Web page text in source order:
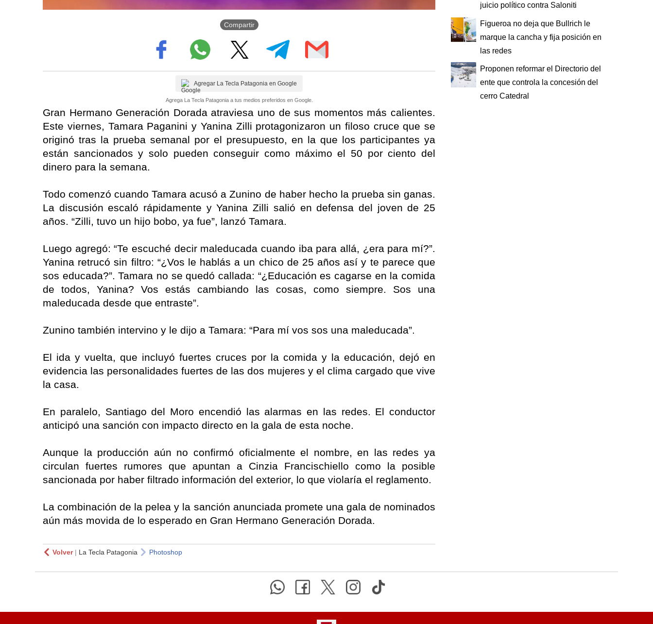
Compartir
Agregar La Tecla Patagonia en Google
Agrega La Tecla Patagonia a tus medios preferidos en Google.
Gran Hermano Generación Dorada atraviesa uno de sus momentos más calientes.
Este viernes, Tamara Paganini y Yanina Zilli protagonizaron un filoso cruce que se
originó tras la prueba semanal por el presupuesto, en la que los participantes ya
están sancionados y solo pueden conseguir como máximo el 50 por ciento del
dinero para la semana.
Todo comenzó cuando Tamara acusó a Zunino de haber hecho la prueba sin ganas.
La discusión escaló rápidamente y Yanina Zilli salió en defensa del joven de 25
años. “Zilli, tuvo un hijo bobo, ya fue”, lanzó Tamara.
Luego agregó: “Te escuché decir maleducada cuando iba para allá, ¿era para mí?”.
Yanina retrucó sin filtro: “¿Vos le hablás a un chico de 25 años así y te parece que
sos educada?”. Tamara no se quedó callada: “¿Educación es cagarse en la comida
de todos, Yanina? Vos estás cambiando las cosas, como siempre. Sos una
maleducada desde que entraste”.
Zunino también intervino y le dijo a Tamara: “Para mí vos sos una maleducada”.
El ida y vuelta, que incluyó fuertes cruces por la comida y la educación, dejó en
evidencia las personalidades fuertes de las dos mujeres y el clima cargado que vive
la casa.
En paralelo, Santiago del Moro encendió las alarmas en las redes. El conductor
anticipó una sanción con impacto directo en la gala de esta noche.
Aunque la producción aún no confirmó oficialmente el nombre, en las redes ya
circulan fuertes rumores que apuntan a Cinzia Francischiello como la posible
sancionada por haber filtrado información del exterior, lo que violaría el reglamento.
La combinación de la pelea y la sanción anunciada promete una gala de nominados
aún más movida de lo esperado en Gran Hermano Generación Dorada.
Volver| La Tecla Patagonia Photoshop
juicio político contra Saloniti
Figueroa no deja que Bullrich le
marque la cancha y fija posición en
las redes
Proponen reformar el Directorio del
ente que controla la concesión del
cerro Catedral